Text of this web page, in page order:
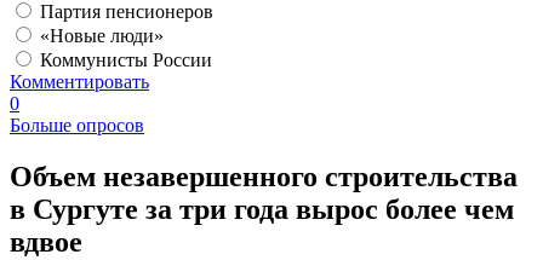
Партия пенсионеров
«Новые люди»
Коммунисты России
Комментировать
0
Больше опросов
​Объем незавершенного строительства
в Сургуте за три года вырос более чем
вдвое